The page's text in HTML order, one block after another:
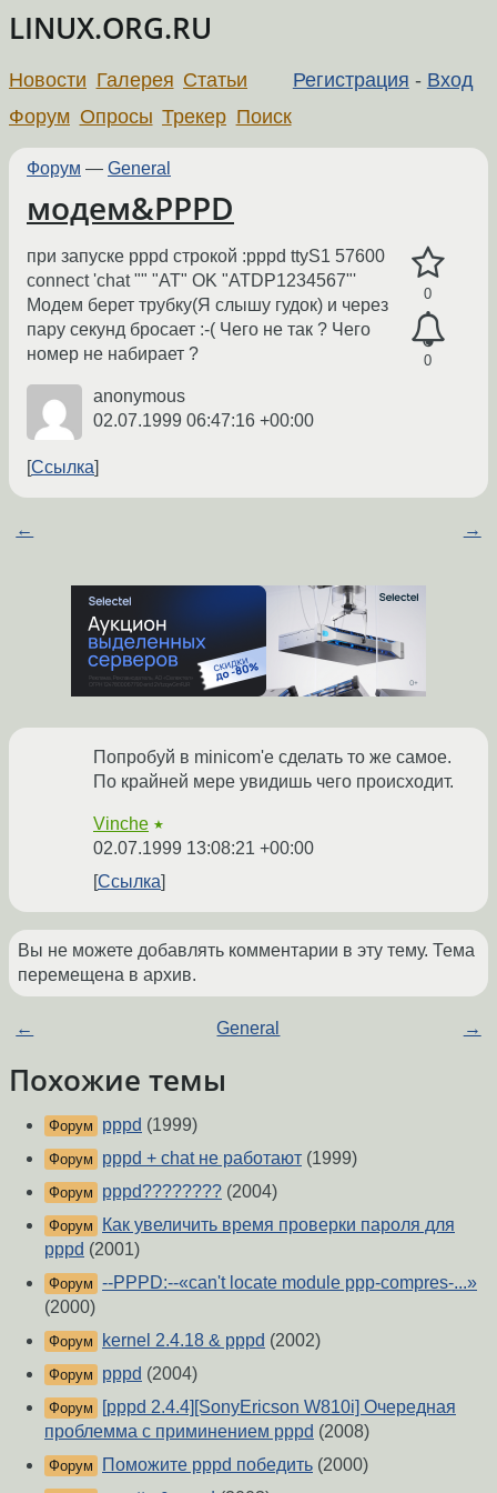
LINUX.ORG.RU
Регистрация - Вход
Новости Галерея Статьи
Форум Опросы Трекер Поиск
Форум — General
модем&PPPD
0
0
при запуске pppd строкой :pppd ttyS1 57600
connect 'chat "" "AT" OK "ATDP1234567"'
Модем берет трубку(Я слышу гудок) и через
пару секунд бросает :-( Чего не так ? Чего
номер не набирает ?
anonymous
02.07.1999 06:47:16 +00:00
Ссылка
← →
Попробуй в minicom'е сделать то же самое.
По крайней мере увидишь чего происходит.
Vinche ★
02.07.1999 13:08:21 +00:00
Ссылка
Вы не можете добавлять комментарии в эту тему. Тема
перемещена в архив.
← General →
Похожие темы
Форум pppd (1999)
Форум pppd + chat не работают (1999)
Форум pppd???????? (2004)
Форум
Как увеличить время проверки пароля для
pppd (2001)
Форум --PPPD:--«can't locate module ppp-compres-...»
(2000)
Форум kernel 2.4.18 & pppd (2002)
Форум pppd (2004)
Форум
[pppd 2.4.4][SonyEricson W810i] Очередная
проблемма с приминением pppd (2008)
Форум Поможите pppd победить (2000)